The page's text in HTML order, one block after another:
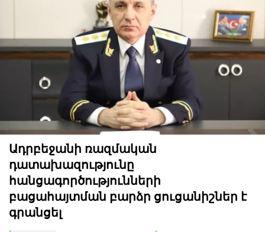
Ադրբեջանի ռազմական
դատախազությունը
հանցագործությունների
բացահայտման բարձր ցուցանիշներ է
գրանցել